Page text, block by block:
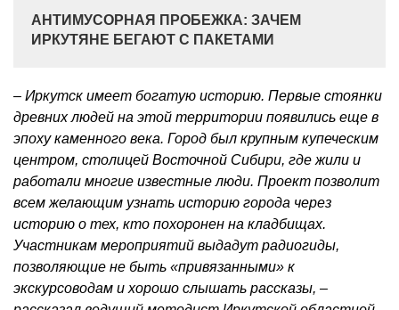
АНТИМУСОРНАЯ ПРОБЕЖКА: ЗАЧЕМ
ИРКУТЯНЕ БЕГАЮТ С ПАКЕТАМИ
– Иркутск имеет богатую историю. Первые стоянки
древних людей на этой территории появились еще в
эпоху каменного века. Город был крупным купеческим
центром, столицей Восточной Сибири, где жили и
работали многие известные люди. Проект позволит
всем желающим узнать историю города через
историю о тех, кто похоронен на кладбищах.
Участникам мероприятий выдадут радиогиды,
позволяющие не быть «привязанными» к
экскурсоводам и хорошо слышать рассказы, –